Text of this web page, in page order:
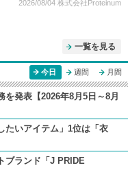
2026/08/04 株式会社Proteinum
一覧を見る
今日 週間 月間
発表【2026年8月5日～8月
たいアイテム」1位は「衣
ブランド「J PRIDE